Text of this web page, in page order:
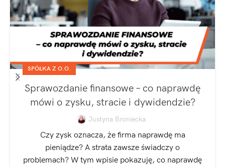
SPÓŁKA Z O.O.
Sprawozdanie finansowe – co naprawdę
mówi o zysku, stracie i dywidendzie?
Justyna Broniecka
Czy zysk oznacza, że firma naprawdę ma
pieniądze? A strata zawsze świadczy o
problemach? W tym wpisie pokazuję, co naprawdę